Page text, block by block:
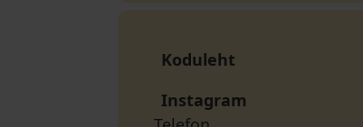
Koduleht
Instagram